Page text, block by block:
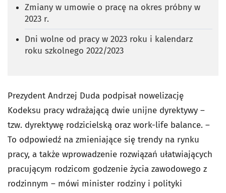
Zmiany w umowie o pracę na okres próbny w
2023 r.
Dni wolne od pracy w 2023 roku i kalendarz
roku szkolnego 2022/2023
Prezydent Andrzej Duda podpisał nowelizację
Kodeksu pracy wdrażającą dwie unijne dyrektywy –
tzw. dyrektywę rodzicielską oraz work-life balance. –
To odpowiedź na zmieniające się trendy na rynku
pracy, a także wprowadzenie rozwiązań ułatwiających
pracującym rodzicom godzenie życia zawodowego z
rodzinnym – mówi minister rodziny i polityki